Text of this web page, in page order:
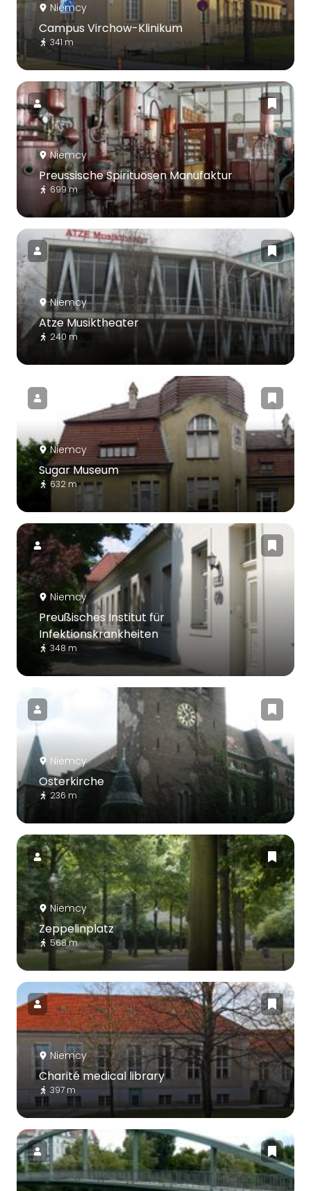
Niemcy
Campus Virchow-Klinikum
341 m
Niemcy
Preussische Spirituosen Manufaktur
699 m
Niemcy
Atze Musiktheater
240 m
Niemcy
Sugar Museum
632 m
Niemcy
Preußisches Institut für
Infektionskrankheiten
348 m
Niemcy
Osterkirche
236 m
Niemcy
Zeppelinplatz
568 m
Niemcy
Charité medical library
397 m